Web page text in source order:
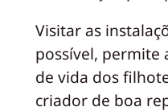
Visitar as
possível, permite
de vida dos
criador de boa